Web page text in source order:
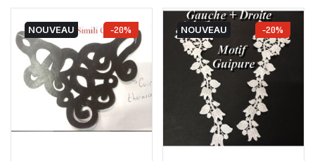
NOUVEAU -20% NOUVEAU -20%